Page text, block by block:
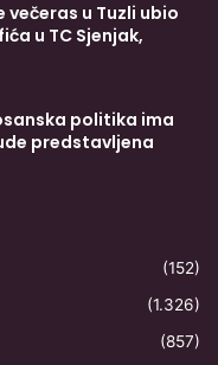
večeras u Tuzli ubio
u TC Sjenjak,
politika ima
predstavljena
(152)
(1.326)
(857)